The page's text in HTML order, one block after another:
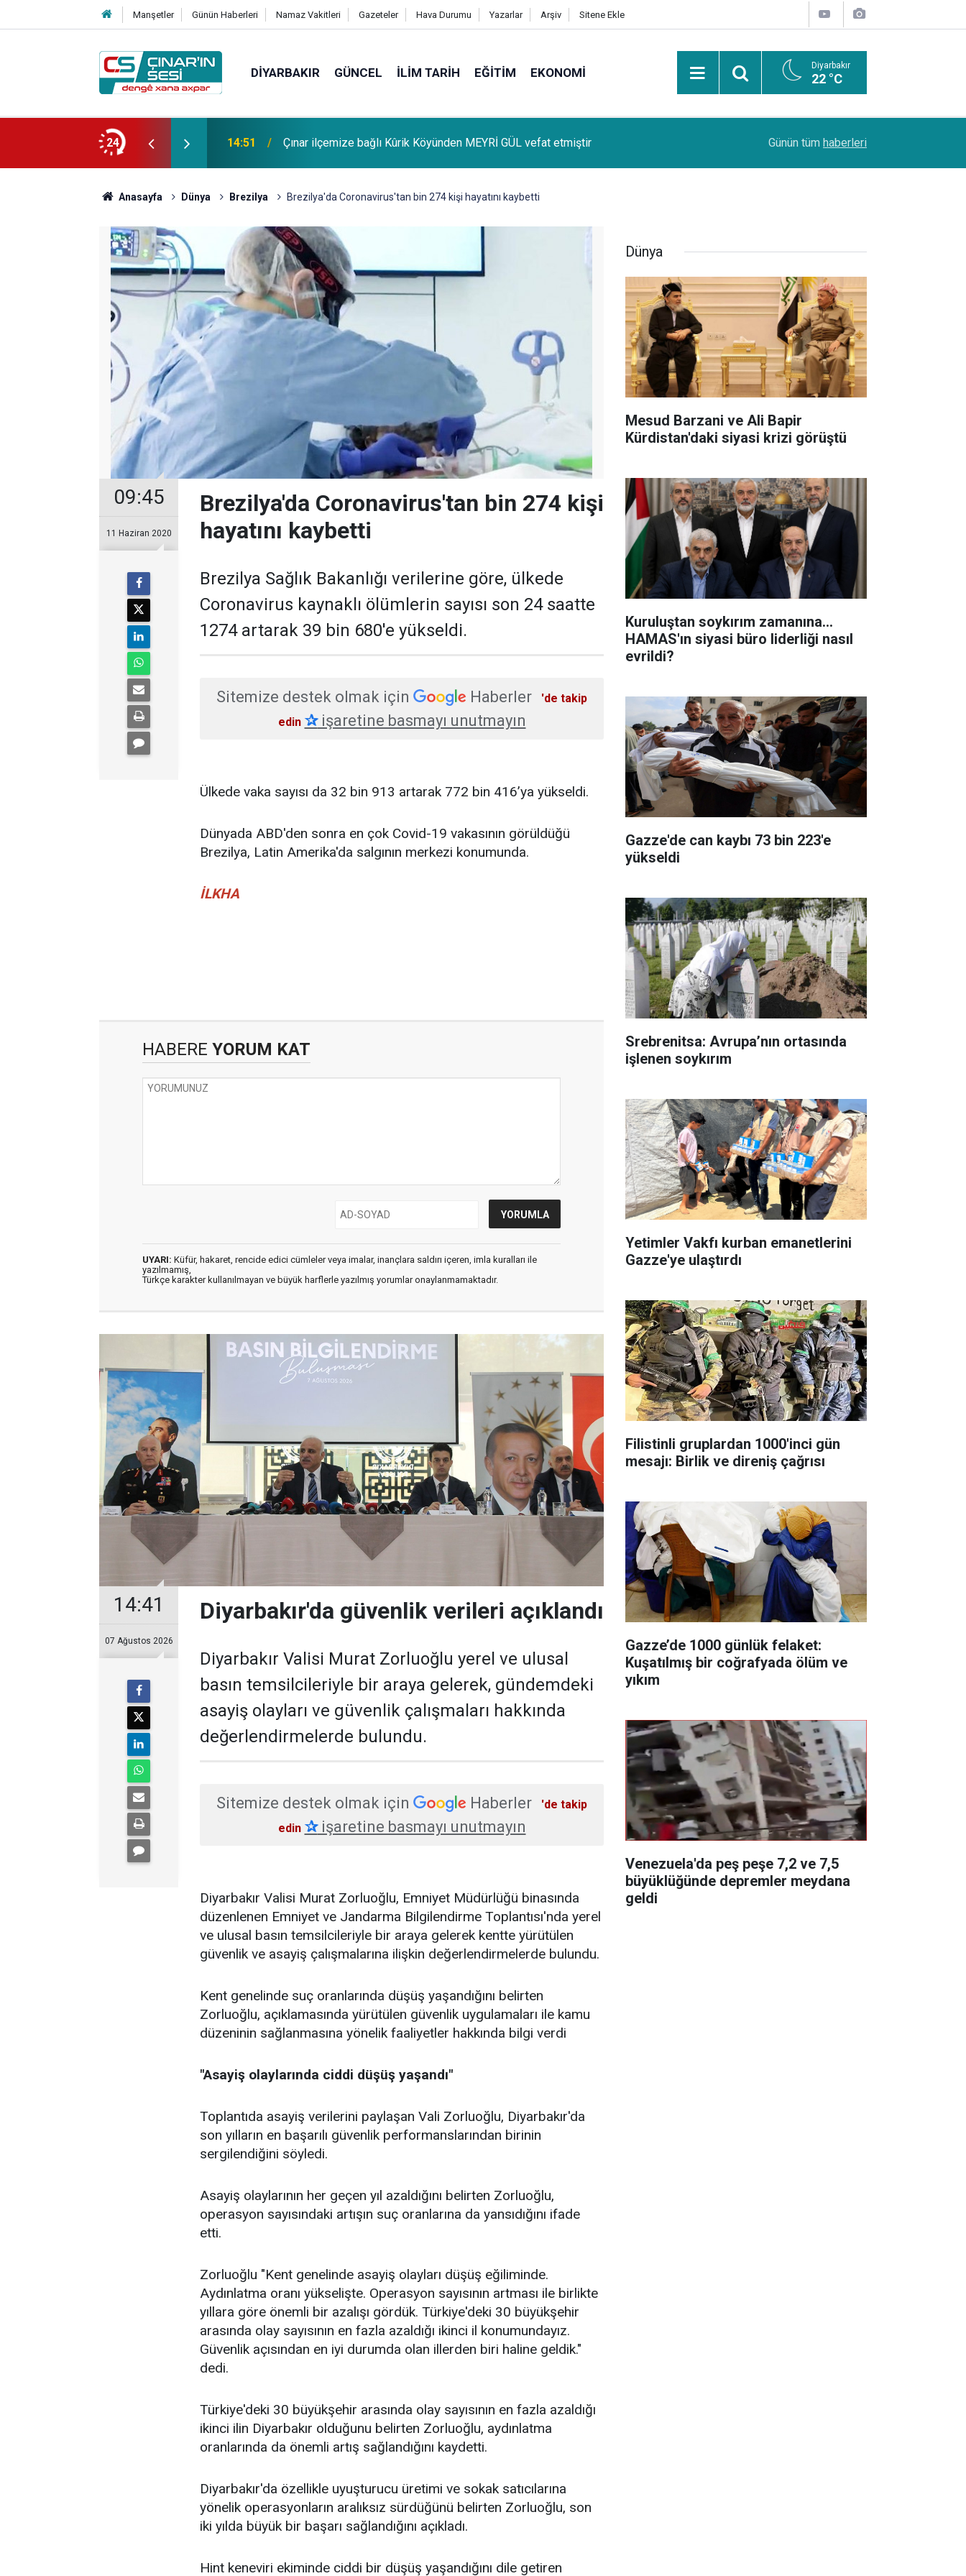
Manşetler Günün Haberleri Namaz Vakitleri Gazeteler Hava Durumu Yazarlar Arşiv Sitene Ekle
DIYARBAKIR GÜNCEL İLIM TARIH EĞITIM EKONOMI Diyarbakır
22 °C
24 14:51 Çınar ilçemize bağlı Kûrik Köyünden MEYRİ GÜL vefat etmiştir
kanserlerine de yol açabilir
Günün tüm haberleri
Anasayfa Dünya Brezilya Brezilya'da Coronavirus'tan bin 274 kişi hayatını kaybetti
09:45
11 Haziran 2020
Brezilya'da Coronavirus'tan bin 274 kişi
hayatını kaybetti
Brezilya Sağlık Bakanlığı verilerine göre, ülkede
Coronavirus kaynaklı ölümlerin sayısı son 24 saatte
1274 artarak 39 bin 680'e yükseldi.
Sitemize destek olmak için Haberler
'de takip
edin ✰işaretine basmayı unutmayın
Ülkede vaka sayısı da 32 bin 913 artarak 772 bin 416’ya yükseldi.
Dünyada ABD'den sonra en çok Covid-19 vakasının görüldüğü
Brezilya, Latin Amerika'da salgının merkezi konumunda.
İLKHA
HABERE YORUM KAT
UYARI: Küfür, hakaret, rencide edici cümleler veya imalar, inançlara saldırı içeren, imla kuralları ile
yazılmamış,
Türkçe karakter kullanılmayan ve büyük harflerle yazılmış yorumlar onaylanmamaktadır.
14:41
07 Ağustos 2026
Diyarbakır'da güvenlik verileri açıklandı
Diyarbakır Valisi Murat Zorluoğlu yerel ve ulusal
basın temsilcileriyle bir araya gelerek, gündemdeki
asayiş olayları ve güvenlik çalışmaları hakkında
değerlendirmelerde bulundu.
Sitemize destek olmak için Haberler
'de takip
edin ✰işaretine basmayı unutmayın
Diyarbakır Valisi Murat Zorluoğlu, Emniyet Müdürlüğü binasında
düzenlenen Emniyet ve Jandarma Bilgilendirme Toplantısı'nda yerel
ve ulusal basın temsilcileriyle bir araya gelerek kentte yürütülen
güvenlik ve asayiş çalışmalarına ilişkin değerlendirmelerde bulundu.
Kent genelinde suç oranlarında düşüş yaşandığını belirten
Zorluoğlu, açıklamasında yürütülen güvenlik uygulamaları ile kamu
düzeninin sağlanmasına yönelik faaliyetler hakkında bilgi verdi
"Asayiş olaylarında ciddi düşüş yaşandı"
Toplantıda asayiş verilerini paylaşan Vali Zorluoğlu, Diyarbakır'da
son yılların en başarılı güvenlik performanslarından birinin
sergilendiğini söyledi.
Asayiş olaylarının her geçen yıl azaldığını belirten Zorluoğlu,
operasyon sayısındaki artışın suç oranlarına da yansıdığını ifade
etti.
Zorluoğlu "Kent genelinde asayiş olayları düşüş eğiliminde.
Aydınlatma oranı yükselişte. Operasyon sayısının artması ile birlikte
yıllara göre önemli bir azalışı gördük. Türkiye'deki 30 büyükşehir
arasında olay sayısının en fazla azaldığı ikinci il konumundayız.
Güvenlik açısından en iyi durumda olan illerden biri haline geldik."
dedi.
Türkiye'deki 30 büyükşehir arasında olay sayısının en fazla azaldığı
ikinci ilin Diyarbakır olduğunu belirten Zorluoğlu, aydınlatma
oranlarında da önemli artış sağlandığını kaydetti.
Diyarbakır'da özellikle uyuşturucu üretimi ve sokak satıcılarına
yönelik operasyonların aralıksız sürdüğünü belirten Zorluoğlu, son
iki yılda büyük bir başarı sağlandığını açıkladı.
Hint keneviri ekiminde ciddi bir düşüş yaşandığını dile getiren
Dünya
Mesud Barzani ve Ali Bapir
Kürdistan'daki siyasi krizi görüştü
Kuruluştan soykırım zamanına...
HAMAS'ın siyasi büro liderliği nasıl
evrildi?
Gazze'de can kaybı 73 bin 223'e
yükseldi
Srebrenitsa: Avrupa’nın ortasında
işlenen soykırım
Yetimler Vakfı kurban emanetlerini
Gazze'ye ulaştırdı
Filistinli gruplardan 1000'inci gün
mesajı: Birlik ve direniş çağrısı
Gazze’de 1000 günlük felaket:
Kuşatılmış bir coğrafyada ölüm ve
yıkım
Venezuela'da peş peşe 7,2 ve 7,5
büyüklüğünde depremler meydana
geldi